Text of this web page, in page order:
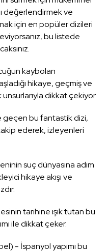
değerlendirmek ve
için en popüler dizileri
bu listede
kaybolan
hikaye, geçmiş ve
dikkat çekiyor.
geçen bu fantastik dizi,
takip ederek, izleyenleri
suç dünyasına adım
hikaye akışı ve
tarihine ışık tutan bu
ile dikkat çeker.
- İspanyol yapımı bu